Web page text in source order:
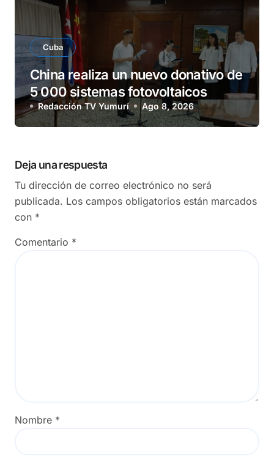
Cuba
China realiza un nuevo donativo de
5 000 sistemas fotovoltaicos
Redacción TV Yumurí Ago 8, 2026
Deja una respuesta
Tu dirección de correo electrónico no será
publicada. Los campos obligatorios están marcados
con *
Comentario *
Nombre *